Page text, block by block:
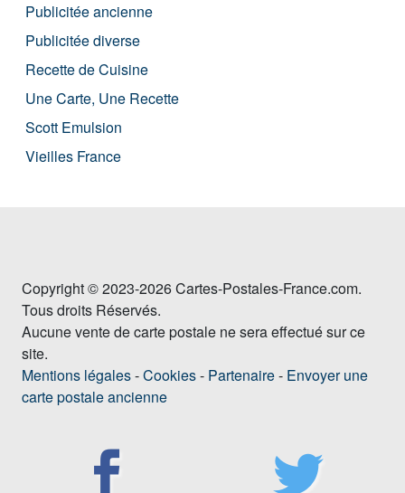
Publicitée ancienne
Publicitée diverse
Recette de Cuisine
Une Carte, Une Recette
Scott Emulsion
Vieilles France
Copyright © 2023-2026 Cartes-Postales-France.com.
Tous droits Réservés.
Aucune vente de carte postale ne sera effectué sur ce
site.
Mentions légales-Cookies- Partenaire- Envoyer une
carte postale ancienne